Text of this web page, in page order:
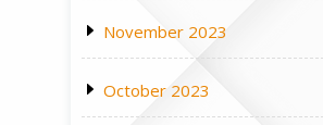
November 2023
October 2023